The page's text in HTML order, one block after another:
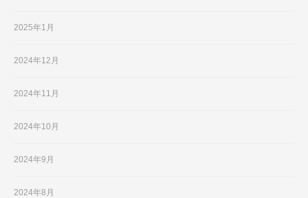
2025年1月
2024年12月
2024年11月
2024年10月
2024年9月
2024年8月